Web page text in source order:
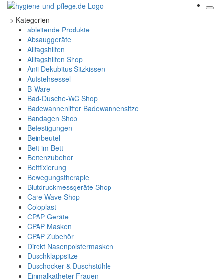
-> Kategorien
ableitende Produkte
Absauggeräte
Alltagshilfen
Alltagshilfen Shop
Anti Dekubitus Sitzkissen
Aufstehsessel
B-Ware
Bad-Dusche-WC Shop
Badewannenlifter Badewannensitze
Bandagen Shop
Befestigungen
Beinbeutel
Bett im Bett
Bettenzubehör
Bettfixierung
Bewegungstherapie
Blutdruckmessgeräte Shop
Care Wave Shop
Coloplast
CPAP Geräte
CPAP Masken
CPAP Zubehör
Direkt Nasenpolstermasken
Duschklappsitze
Duschocker & Duschstühle
Einmalkatheter Frauen